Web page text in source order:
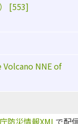
[553]
Volcano NNE of
防災情報XML で配